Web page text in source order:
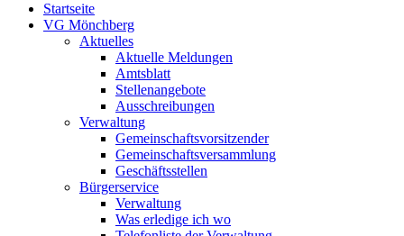
Startseite
VG Mönchberg
Aktuelles
Aktuelle Meldungen
Amtsblatt
Stellenangebote
Ausschreibungen
Verwaltung
Gemeinschaftsvorsitzender
Gemeinschaftsversammlung
Geschäftsstellen
Bürgerservice
Verwaltung
Was erledige ich wo